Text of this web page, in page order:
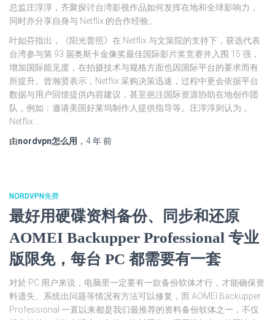
总监庄淳淳，齐聚探讨台湾影视作品如何发挥在地和全球影响力，
同时亦分享自身与 Netflix 的合作经验。
叶如芬指出，《阳光普照》在 Netflix 与文策院的支持下，获选代表
台湾参与第 93 届奥斯卡金像奖最佳国际影片奖竞赛并入围 15 强，
增加国际能见度，在拍摄技术与规格方面也因国际平台的要求而有
所提升。曾瀚贤表示，Netflix 采购决策迅速，过程中更会依据平台
数据与用户回馈提供内容建议，甚至挹注国际资源协助在地创作团
队，例如：邀请美国好莱坞制作人提供指导等。庄淳淳则认为，
Netflix …
由nordvpn怎么用 ， 4 年前
NORDVPN免费
最好用硬碟资料备份、同步和还原
AOMEI Backupper Professional 专业
版限免，每台 PC 都需要有一套
对於 PC 用户来说，电脑里一定要有一款备份软体才行，才能确保资
料遗失、系统出问题等情况有方法可以修复，而 AOMEI Backupper
Professional 一直以来都是我们最推荐的资料备份软体之一，不仅